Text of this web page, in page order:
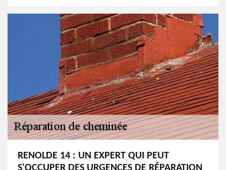
RENOLDE 14 : UN EXPERT QUI PEUT
S'OCCUPER DES URGENCES DE RÉPARATION